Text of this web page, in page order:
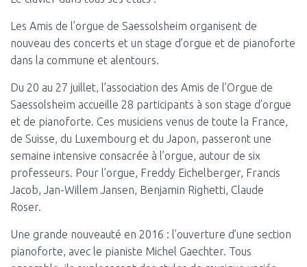
Les Amis de l’orgue de Saessolsheim organisent de
nouveau des concerts et un stage d’orgue et de pianoforte
dans la commune et alentours.
Du 20 au 27 juillet, l’association des Amis de l’Orgue de
Saessolsheim accueille 28 participants à son stage d’orgue
et de pianoforte. Ces musiciens venus de toute la France,
de Suisse, du Luxembourg et du Japon, passeront une
semaine intensive consacrée à l’orgue, autour de six
professeurs. Pour l’orgue, Freddy Eichelberger, Francis
Jacob, Jan-Willem Jansen, Benjamin Righetti, Claude
Roser.
Une grande nouveauté en 2016 : l’ouverture d’une section
pianoforte, avec le pianiste Michel Gaechter. Tous